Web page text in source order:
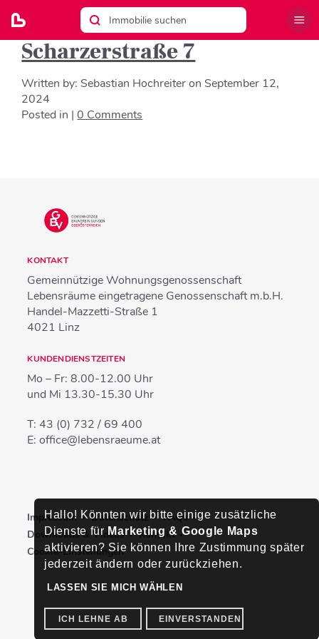
Scharzerstraße 7
Written by:Sebastian HochreiteronSeptember 12,
2024
Posted in |0 Comments
KONTAKT
Gemeinnützige Wohnungsgenossenschaft
Lebensräume eingetragene Genossenschaft m.b.H.
Handel-Mazzetti-Straße 1
4021 Linz
KUNDENDIENSTZEITEN
Mo – Fr: 8.00-12.00 Uhr
und Mi 13.30-15.30 Uhr
T:43 (0) 732 / 69 400
E:office@lebensraeume.at
Impressum Datenschutz
FAQs
Downloads & Videos
Kontakt
Cookie-Einstellungen
Hallo! Könnten wir bitte einige zusätzliche
Dienste für Marketing & Google Maps
aktivieren? Sie können Ihre Zustimmung später
jederzeit ändern oder zurückziehen.
LASSEN SIE MICH WÄHLEN
ICH LEHNE AB EINVERSTANDEN